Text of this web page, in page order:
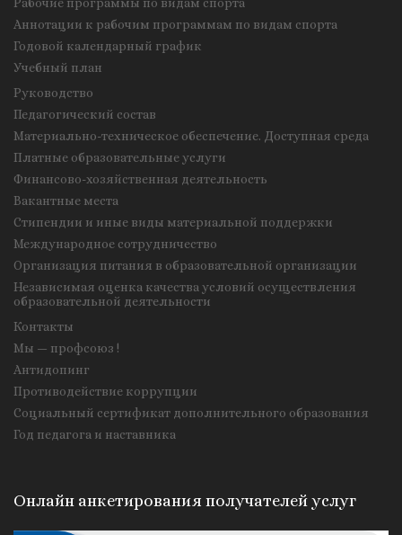
Аннотации к рабочим программам по видам спорта
Годовой календарный график
Учебный план
Руководство
Педагогический состав
Материально-техническое обеспечение. Доступная среда
Платные образовательные услуги
Финансово-хозяйственная деятельность
Вакантные места
Стипендии и иные виды материальной поддержки
Международное сотрудничество
Организация питания в образовательной организации
Независимая оценка качества условий осуществления
образовательной деятельности
Контакты
Мы — профсоюз !
Антидопинг
Противодействие коррупции
Социальный сертификат дополнительного образования
Год педагога и наставника
Онлайн анкетирования получателей услуг